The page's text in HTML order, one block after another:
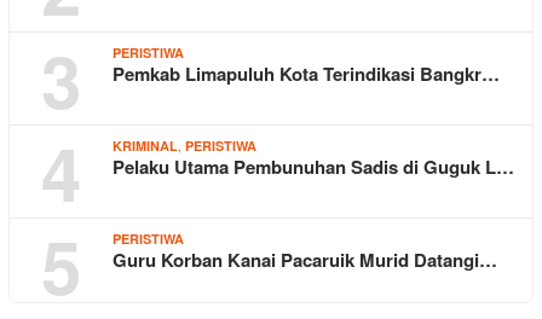
3 PERISTIWA
Pemkab Limapuluh Kota Terindikasi Bangkr…
4 KRIMINAL, PERISTIWA
Pelaku Utama Pembunuhan Sadis di Guguk L…
5 PERISTIWA
Guru Korban Kanai Pacaruik Murid Datangi…